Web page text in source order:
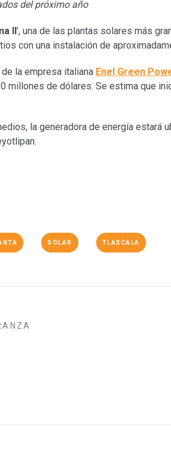
del próximo año
II’, una de las plantas solares más
con una instalación de
la empresa italiana Enel Green
millones de dólares. Se estima que
la generadora de energía estará
SOLAR TLAXCALA